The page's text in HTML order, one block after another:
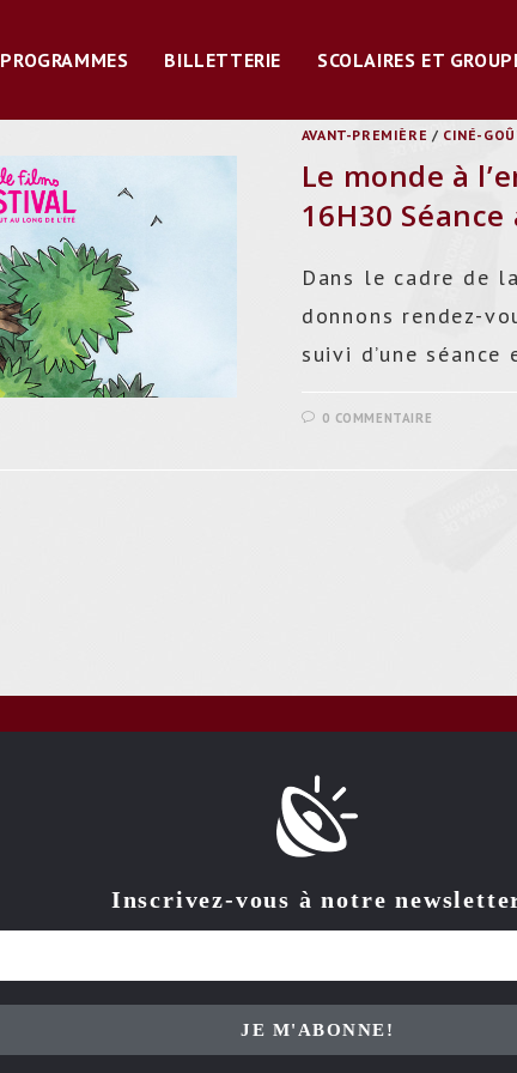
PROGRAMMES BILLETTERIE SCOLAIRES ET
AVANT-PREMIÈRE / CINÉ-
Le monde à
16H30
Dans le cadre de
donnons rendez-
suivi d’une
0 COMMENTAIRE
Inscrivez-vous à notre